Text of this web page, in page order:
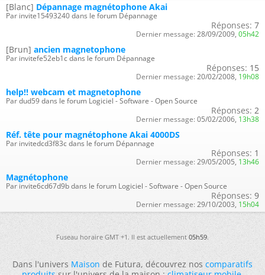
[Blanc] Dépannage magnétophone Akai
Par invite15493240 dans le forum Dépannage
Réponses: 7
Dernier message: 28/09/2009, 05h42
[Brun] ancien magnetophone
Par invitefe52eb1c dans le forum Dépannage
Réponses: 15
Dernier message: 20/02/2008, 19h08
help!! webcam et magnetophone
Par dud59 dans le forum Logiciel - Software - Open Source
Réponses: 2
Dernier message: 05/02/2006, 13h38
Réf. tête pour magnétophone Akai 4000DS
Par invitedcd3f83c dans le forum Dépannage
Réponses: 1
Dernier message: 29/05/2005, 13h46
Magnétophone
Par invite6cd67d9b dans le forum Logiciel - Software - Open Source
Réponses: 9
Dernier message: 29/10/2003, 15h04
Fuseau horaire GMT +1. Il est actuellement05h59.
Dans l'universMaisonde Futura, découvrez noscomparatifs